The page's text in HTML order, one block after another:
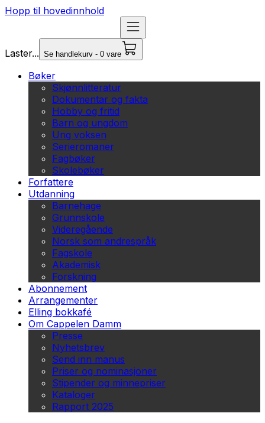
Hopp til hovedinnhold
Laster... Se handlekurv - 0 vare
Bøker
Skjønnlitteratur
Dokumentar og fakta
Hobby og fritid
Barn og ungdom
Ung voksen
Serieromaner
Fagbøker
Skolebøker
Forfattere
Utdanning
Barnehage
Grunnskole
Videregående
Norsk som andrespråk
Fagskole
Akademisk
Forskning
Abonnement
Arrangementer
Elling bokkafé
Om Cappelen Damm
Presse
Nyhetsbrev
Send inn manus
Priser og nominasjoner
Stipender og minnepriser
Kataloger
Rapport 2025